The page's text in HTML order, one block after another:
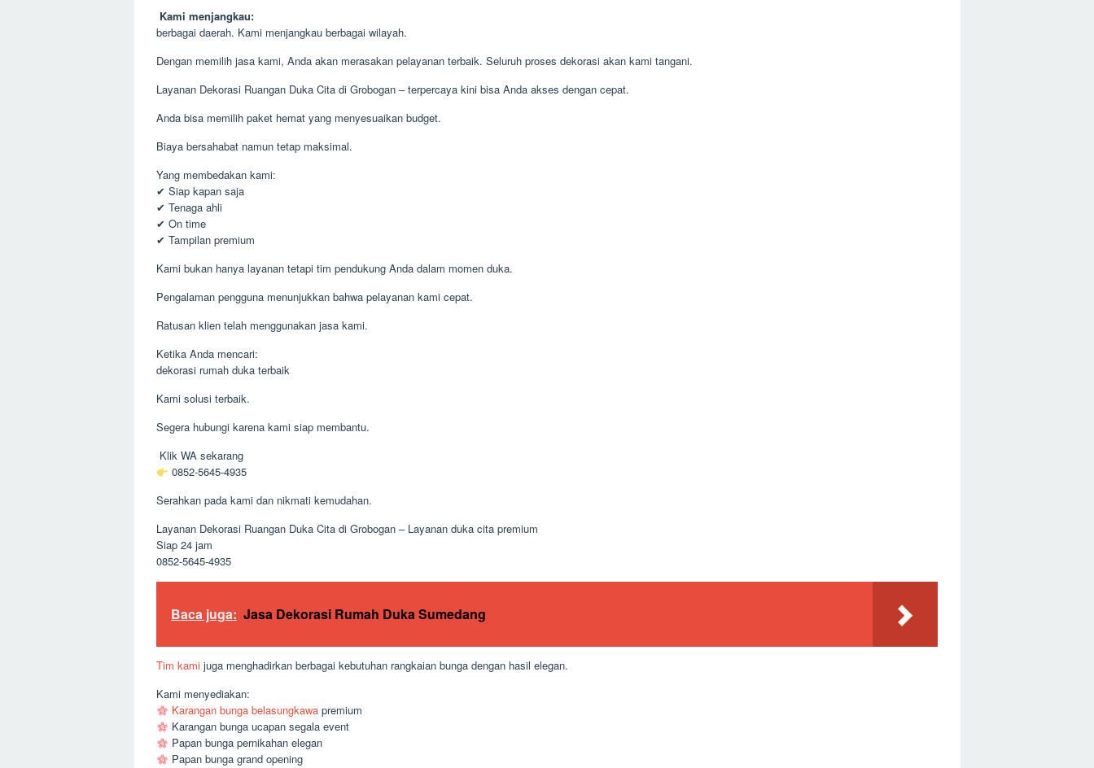
Kami menjangkau:
berbagai daerah. Kami menjangkau berbagai wilayah.
Dengan memilih jasa kami, Anda akan merasakan pelayanan terbaik. Seluruh proses dekorasi akan kami tangani.
Layanan Dekorasi Ruangan Duka Cita di Grobogan – terpercaya kini bisa Anda akses dengan cepat.
Anda bisa memilih paket hemat yang menyesuaikan budget.
Biaya bersahabat namun tetap maksimal.
Yang membedakan kami:
✔ Siap kapan saja
✔ Tenaga ahli
✔ On time
✔ Tampilan premium
Kami bukan hanya layanan tetapi tim pendukung Anda dalam momen duka.
Pengalaman pengguna menunjukkan bahwa pelayanan kami cepat.
Ratusan klien telah menggunakan jasa kami.
Ketika Anda mencari:
dekorasi rumah duka terbaik
Kami solusi terbaik.
Segera hubungi karena kami siap membantu.
Klik WA sekarang
0852-5645-4935
Serahkan pada kami dan nikmati kemudahan.
Layanan Dekorasi Ruangan Duka Cita di Grobogan – Layanan duka cita premium
Siap 24 jam
0852-5645-4935
Baca juga: Jasa Dekorasi Rumah Duka Sumedang
Tim kami juga menghadirkan berbagai kebutuhan rangkaian bunga dengan hasil elegan.
Kami menyediakan:
Karangan bunga belasungkawapremium
Karangan bunga ucapan segala event
Papan bunga pernikahan elegan
Papan bunga grand opening